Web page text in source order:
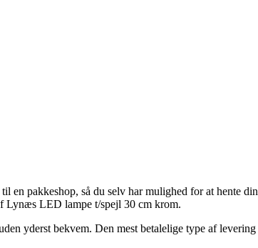
en pakkeshop, så du selv har mulighed for at hente
Lynæs LED lampe t/spejl 30 cm krom.
yderst bekvem. Den mest betalelige type af